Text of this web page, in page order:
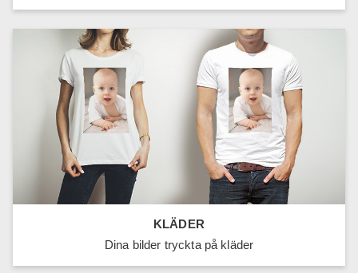
KLÄDER
Dina bilder tryckta på kläder